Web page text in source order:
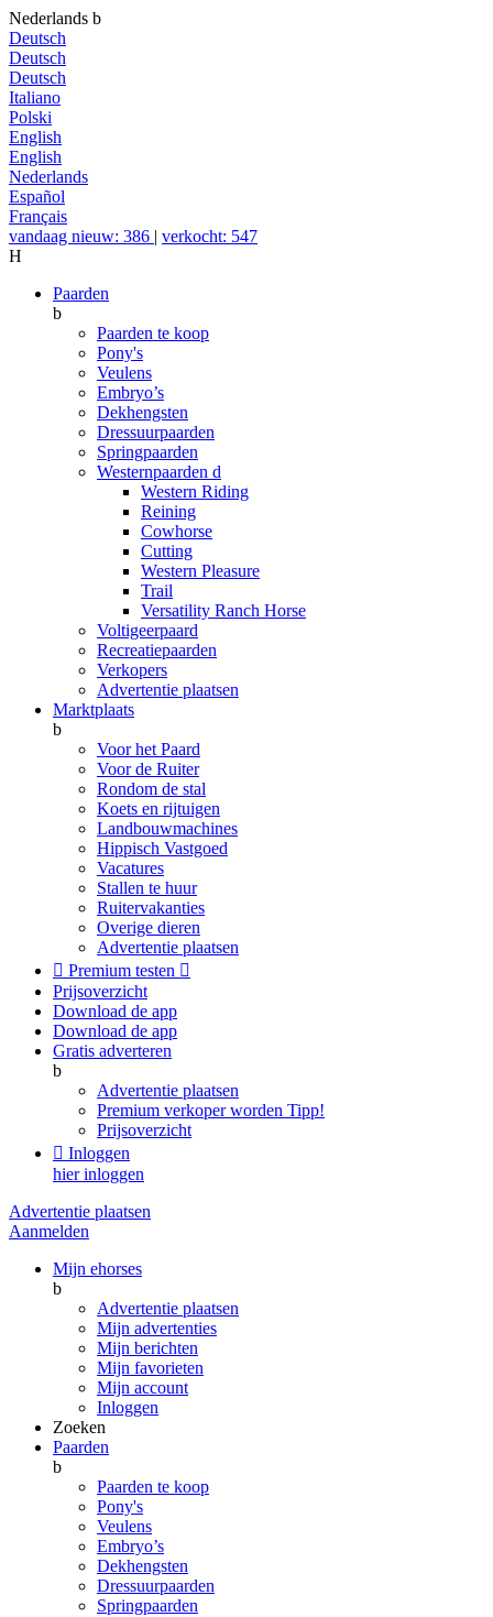
Nederlands b
Deutsch
Deutsch
Deutsch
Italiano
Polski
English
English
Nederlands
Español
Français
vandaag nieuw: 386 | verkocht: 547
H
Paarden
b
Paarden te koop
Pony's
Veulens
Embryo’s
Dekhengsten
Dressuurpaarden
Springpaarden
Westernpaarden d
Western Riding
Reining
Cowhorse
Cutting
Western Pleasure
Trail
Versatility Ranch Horse
Voltigeerpaard
Recreatiepaarden
Verkopers
Advertentie plaatsen
Marktplaats
b
Voor het Paard
Voor de Ruiter
Rondom de stal
Koets en rijtuigen
Landbouwmachines
Hippisch Vastgoed
Vacatures
Stallen te huur
Ruitervakanties
Overige dieren
Advertentie plaatsen
 Premium testen 
Prijsoverzicht
Download de app
Download de app
Gratis adverteren
b
Advertentie plaatsen
Premium verkoper worden Tipp!
Prijsoverzicht
 Inloggen
hier inloggen
Advertentie plaatsen
Aanmelden
Mijn ehorses
b
Advertentie plaatsen
Mijn advertenties
Mijn berichten
Mijn favorieten
Mijn account
Inloggen
Zoeken
Paarden
b
Paarden te koop
Pony's
Veulens
Embryo’s
Dekhengsten
Dressuurpaarden
Springpaarden